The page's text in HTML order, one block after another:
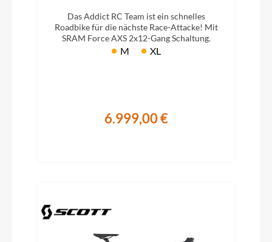
Das Addict RC Team ist ein schnelles
Roadbike für die nächste Race-Attacke! Mit
SRAM Force AXS 2x12-Gang Schaltung.
M XL
6.999,00 €